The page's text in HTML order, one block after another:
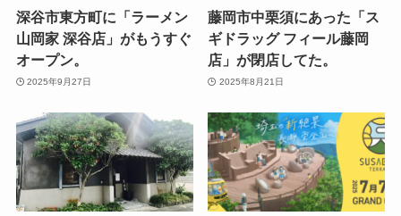
深谷市東方町に「ラーメン
山岡家 深谷店」がもうすぐ
オープン。
2025年9月27日
藤岡市中栗須にあった「ス
ギドラッグ フィール藤岡
店」が閉店してた。
2025年8月21日